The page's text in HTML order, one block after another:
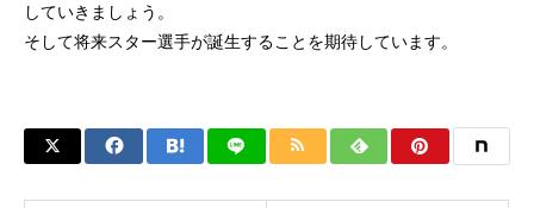
していきましょう。
そして将来スター選手が誕生することを期待しています。